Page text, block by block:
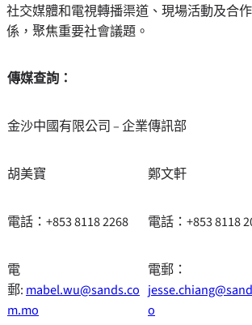
社交媒體和電視轉播渠道、現場活動及合
係，聚焦重要社會議題。
傳媒查詢：
金沙中國有限公司 – 企業傳訊部
胡美寶 鄭文軒
電話：+853 8118 2268 電話：+853 8118
電
郵: mabel.wu@sands.co
m.mo
電郵：
o